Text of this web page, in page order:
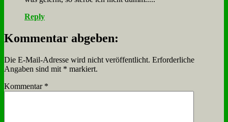
Reply
Kommentar abgeben:
Die E-Mail-Adresse wird nicht veröffentlicht. Erforderliche
Angaben sind mit * markiert.
Kommentar *